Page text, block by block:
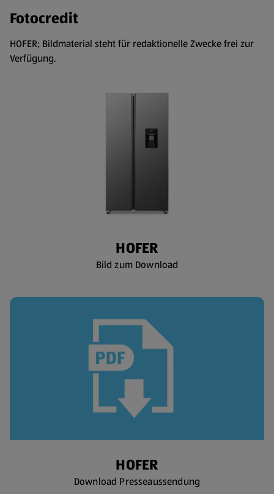
Fotocredit
HOFER; Bildmaterial steht für redaktionelle Zwecke frei zur
Verfügung.
HOFER
Bild zum Download
HOFER
Download Presseaussendung